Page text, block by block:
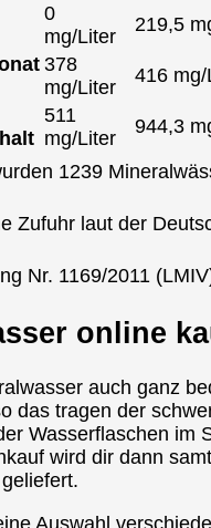
0
mg/Liter
219,5
378
mg/Liter
416 mg/
511
mg/Liter
944,3
1239
Zufuhr laut der
Nr. 1169/2011
online
auch ganz
das tragen der
Wasserflaschen im
wird dir dann
Auswahl